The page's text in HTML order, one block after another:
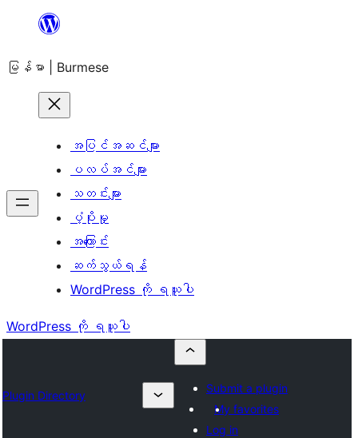
အကြောင်းအရာ
ကျော်သွား
မြန်မာ | Burmese
အပြင်အဆင်များ
ပလပ်အင်များ
သတင်းများ
ပံ့ပိုးမှု
အကြောင်း
ဆက်သွယ်ရန်
WordPress ကို ရယူပါ
WordPress ကို ရယူပါ
Plugin Directory
Submit a plugin
My favorites
Log in